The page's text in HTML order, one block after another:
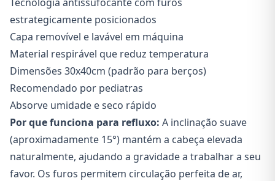
estrategicamente posicionados
Capa removível e lavável em máquina
Material respirável que reduz temperatura
Dimensões 30x40cm (padrão para berços)
Recomendado por pediatras
Absorve umidade e seco rápido
Por que funciona para refluxo: A inclinação suave
(aproximadamente 15°) mantém a cabeça elevada
naturalmente, ajudando a gravidade a trabalhar a seu
favor. Os furos permitem circulação perfeita de ar,